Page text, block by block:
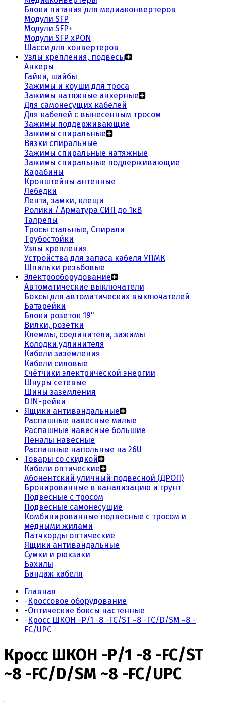
Блоки питания для медиаконвертеров
Модули SFP
Модули SFP+
Модули SFP xPON
Шасси для конвертеров
Узлы крепления, подвесы
Анкеры
Гайки, шайбы
Зажимы и коуши для троса
Зажимы натяжные анкерные
Для самонесущих кабелей
Для кабелей с вынесенным тросом
Зажимы поддерживающие
Зажимы спиральные
Вязки спиральные
Зажимы спиральные натяжные
Зажимы спиральные поддерживающие
Карабины
Кронштейны антенные
Лебедки
Лента, замки, клещи
Ролики / Арматура СИП до 1кВ
Талрепы
Тросы стальные, Спирали
Трубостойки
Узлы крепления
Устройства для запаса кабеля УПМК
Шпильки резьбовые
Электрооборудование
Автоматические выключатели
Боксы для автоматических выключателей
Батарейки
Блоки розеток 19"
Вилки, розетки
Клеммы, соединители, зажимы
Колодки удлинителя
Кабели заземления
Кабели силовые
Счётчики электрической энергии
Шнуры сетевые
Шины заземления
DIN-рейки
Ящики антивандальные
Распашные навесные малые
Распашные навесные большие
Пеналы навесные
Распашные напольные на 26U
Товары со скидкой
Кабели оптические
Абонентский уличный подвесной (ДРОП)
Бронированные в канализацию и грунт
Подвесные с тросом
Подвесные самонесущие
Комбинированные подвесные с тросом и
медными жилами
Патчкорды оптические
Ящики антивандальные
Сумки и рюкзаки
Бахилы
Бандаж кабеля
Главная
-Кроссовое оборудование
-Оптические боксы настенные
-Кросс ШКОН -Р/1 -8 -FC/ST ~8 -FC/D/SM ~8 -
FC/UPC
Кросс ШКОН -Р/1 -8 -FC/ST
~8 -FC/D/SM ~8 -FC/UPC